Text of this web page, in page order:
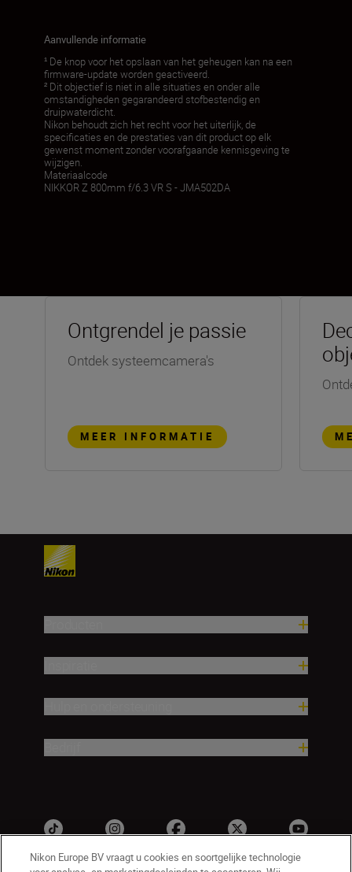
Aanvullende informatie
¹ De knop voor het opslaan van het geheugen kan na een
firmware-update worden geactiveerd.
² Dit objectief is niet in alle situaties en onder alle
omstandigheden gegarandeerd stofbestendig en
druipwaterdicht.
Nikon behoudt zich het recht voor het uiterlijk, de
specificaties en de prestaties van dit product op elk
gewenst moment zonder voorafgaande kennisgeving te
wijzigen.
Materiaalcode
NIKKOR Z 800mm f/6.3 VR S - JMA502DA
Ontgrendel je passie
Ontdek systeemcamera's
MEER INFORMATIE
Nikon Europe BV vraagt u cookies en soortgelijke technologie